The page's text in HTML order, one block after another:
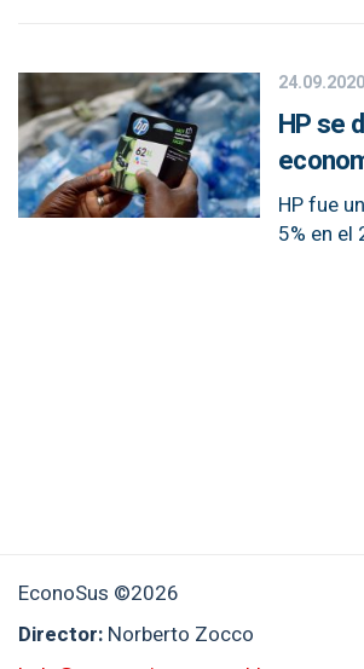
24.09.2020
HP se
HP fue
5% en
EconoSus ©2026
Director: Norberto Zocco